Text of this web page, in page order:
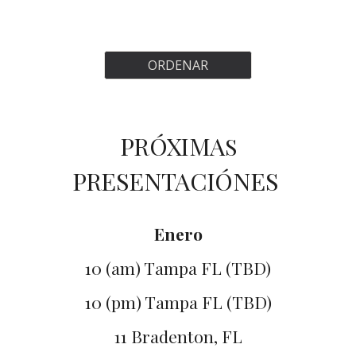
ORDENAR
PRÓXIMAS
PRESENTACIÓNES
Enero
10 (am) Tampa FL (TBD)
10 (pm) Tampa FL (TBD)
11 Bradenton, FL